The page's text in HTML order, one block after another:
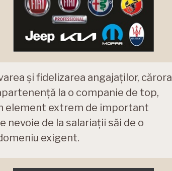
și fidelizarea angajaților, cărora
la o companie de top,
element extrem de important
nevoie de la salariații săi de o
exigent.